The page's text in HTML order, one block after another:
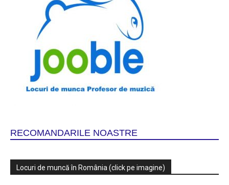
RECOMANDARILE NOASTRE
Locuri de muncă în România (click pe imagine)